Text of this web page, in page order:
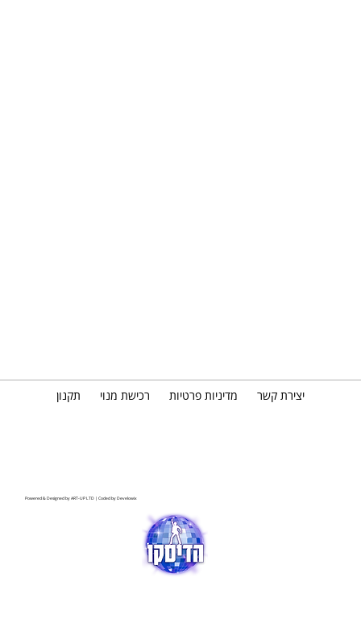
Powered & Designed byART-UP LTD | Coded byDevelowix
תקנון רכישת מנוי מדיניות פרטיות יצירת קשר